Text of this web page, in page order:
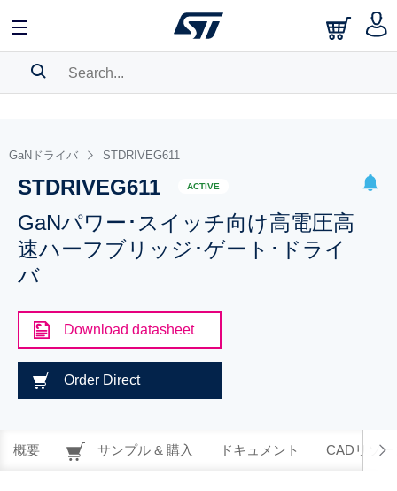
BOOKMARK
Pleaselog into show your saved searches.
GaNドライバ STDRIVEG611
STDRIVEG611 ACTIVE
GaNパワー･スイッチ向け高電圧高
速ハーフブリッジ･ゲート･ドライ
バ
Download datasheet
Order Direct
概要 サンプル & 購入 ドキュメント CADリソー